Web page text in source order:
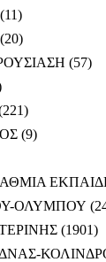
(11)
(20)
(57)
(9)
ΟΛΥΜΠΟΥ
(1901)